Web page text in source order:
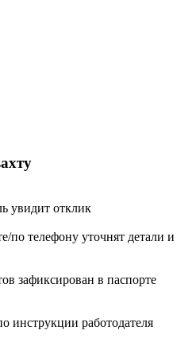
увидит отклик
по телефону уточнят детали и
зафиксирован в паспорте
инструкции работодателя